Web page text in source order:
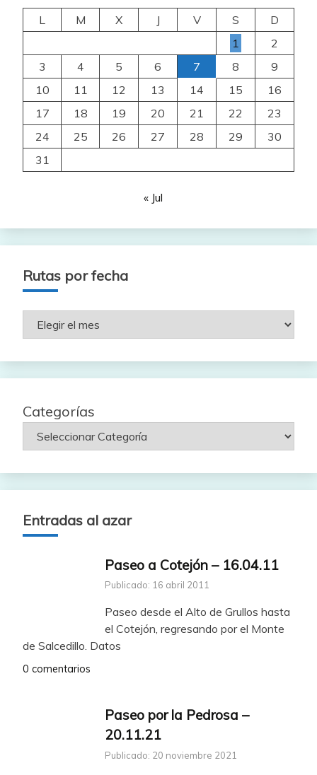
L
M X J V S
D
1
2
3
4 5 6 7 8
9
10
11 12 13 14 15
16
17
18 19 20 21 22
23
24
25 26 27 28 29
30
31
« Jul
Rutas por fecha
Rutas
Categorías
Entradas al azar
Paseo a Cotejón – 16.04.11
Publicado: 16 abril 2011
Paseo desde el Alto de Grullos hasta
el Cotejón, regresando por el Monte
de Salcedillo. Datos
0 comentarios
Paseo por la Pedrosa –
20.11.21
Publicado: 20 noviembre 2021